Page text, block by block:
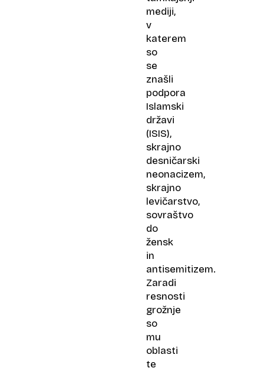
mediji,
v
katerem
so
se
znašli
podpora
Islamski
državi
(ISIS),
skrajno
desničarski
neonacizem,
skrajno
levičarstvo,
sovraštvo
do
žensk
in
antisemitizem.
Zaradi
resnosti
grožnje
so
mu
oblasti
te